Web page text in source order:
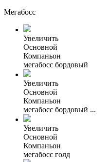
Мегабосс
Увеличить
Основной
Компаньон
мегабосс бордовый
Увеличить
Основной
Компаньон
мегабосс бордовый ...
Увеличить
Основной
Компаньон
мегабосс голд